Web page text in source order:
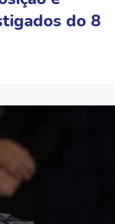
do 8